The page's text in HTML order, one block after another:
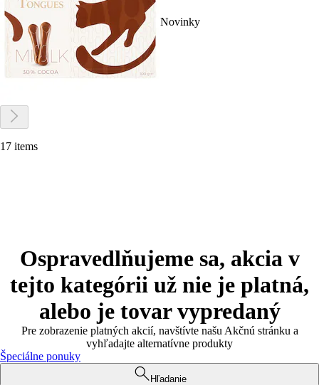
Novinky
17 items
Ospravedlňujeme sa, akcia v
tejto kategórii už nie je platná,
alebo je tovar vypredaný
Pre zobrazenie platných akcií, navštívte našu Akčnú stránku a
vyhľadajte alternatívne produkty
Špeciálne ponuky
Hľadanie